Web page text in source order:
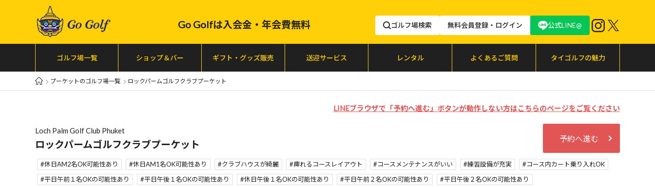
Go Golfは入会金・年会費無料 ゴルフ場検索 無料会員登録・ログイン 公式LINE@
ゴルフ場一覧 ショップ＆バー ギフト・グッズ販売 送迎サービス レンタル よくあるご質問 タイゴルフの魅力
プーケットのゴルフ場一覧 ロックパームゴルフクラブプーケット
LINEブラウザで「予約へ進む」ボタンが動作しない方はこちらのページをご覧ください
Loch Palm Golf Club Phuket
ロックパームゴルフクラブプーケット 予約へ進む
休日AM2名OK可能性あり 休日AM1名OK可能性あり クラブハウスが綺麗 痺れるコースレイアウト コースメンテナンスがいい 練習設備が充実
コース内カート乗り入れOK
平日午前１名OKの可能性あり
平日午後１名OKの可能性あり 休日午後１名OKの可能性あり 平日午前２名OKの可能性あり
平日午後２名OKの可能性あり